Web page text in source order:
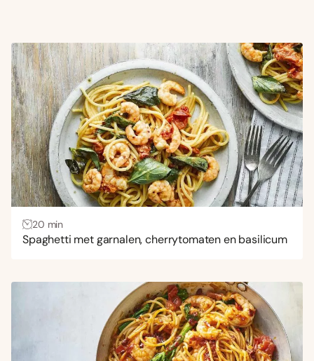
20 min
Spaghetti met garnalen, cherrytomaten en basilicum